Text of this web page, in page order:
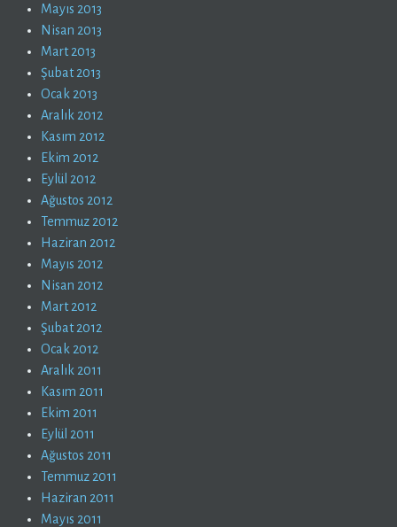
Mayıs 2013
Nisan 2013
Mart 2013
Şubat 2013
Ocak 2013
Aralık 2012
Kasım 2012
Ekim 2012
Eylül 2012
Ağustos 2012
Temmuz 2012
Haziran 2012
Mayıs 2012
Nisan 2012
Mart 2012
Şubat 2012
Ocak 2012
Aralık 2011
Kasım 2011
Ekim 2011
Eylül 2011
Ağustos 2011
Temmuz 2011
Haziran 2011
Mayıs 2011